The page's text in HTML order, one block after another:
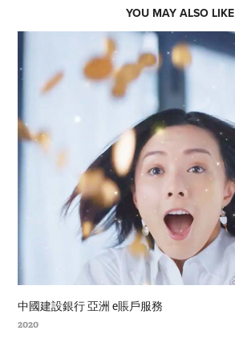
YOU MAY ALSO LIKE
中國建設銀行 亞洲 e賬戶服務
2020